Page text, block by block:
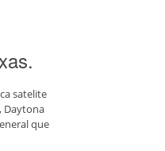
satelite
Daytona
que